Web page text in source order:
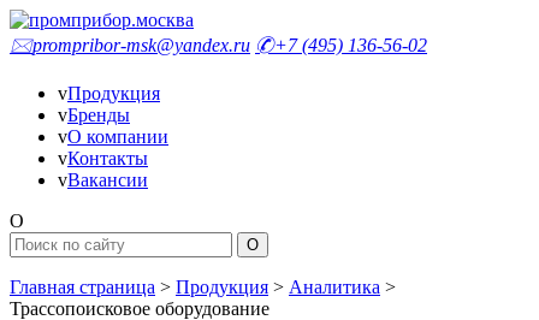
🖂prompribor-msk@yandex.ru ✆+7 (495) 136-56-02
vПродукция
vБренды
vО компании
vКонтакты
vВакансии
O
Главная страница > Продукция > Аналитика >
Трассопоисковое оборудование